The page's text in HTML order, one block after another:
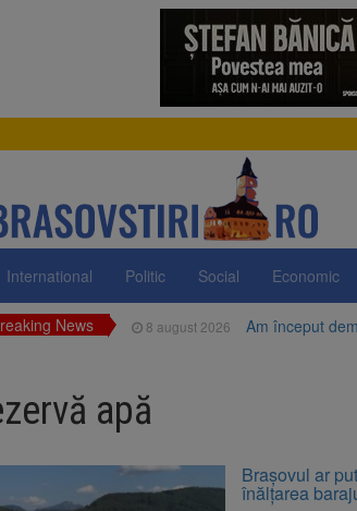
International Politic Social Economic
News 8 august 2026 Am început
Ungaria
8 august 2026 Asociația
Trafic blocat
7 august 2026 Dosar de
apă
Brașovul ar
înălțarea